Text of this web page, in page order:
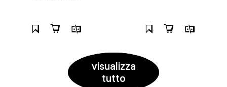
visualizza
tutto